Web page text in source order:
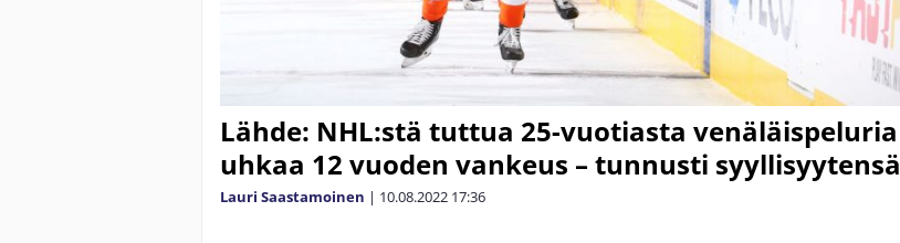
Lähde: NHL:stä tuttua 25-vuotiasta venäläispeluria
uhkaa 12 vuoden vankeus – tunnusti syyllisyytensä
Lauri Saastamoinen | 10.08.2022 17:36